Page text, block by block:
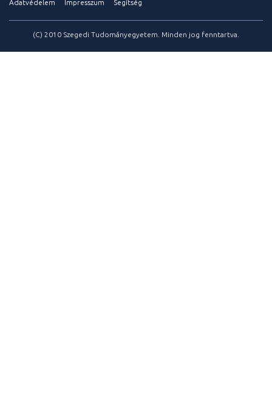
Adatvédelem Impresszum Segítség
(C) 2010 Szegedi Tudományegyetem. Minden jog fenntartva.